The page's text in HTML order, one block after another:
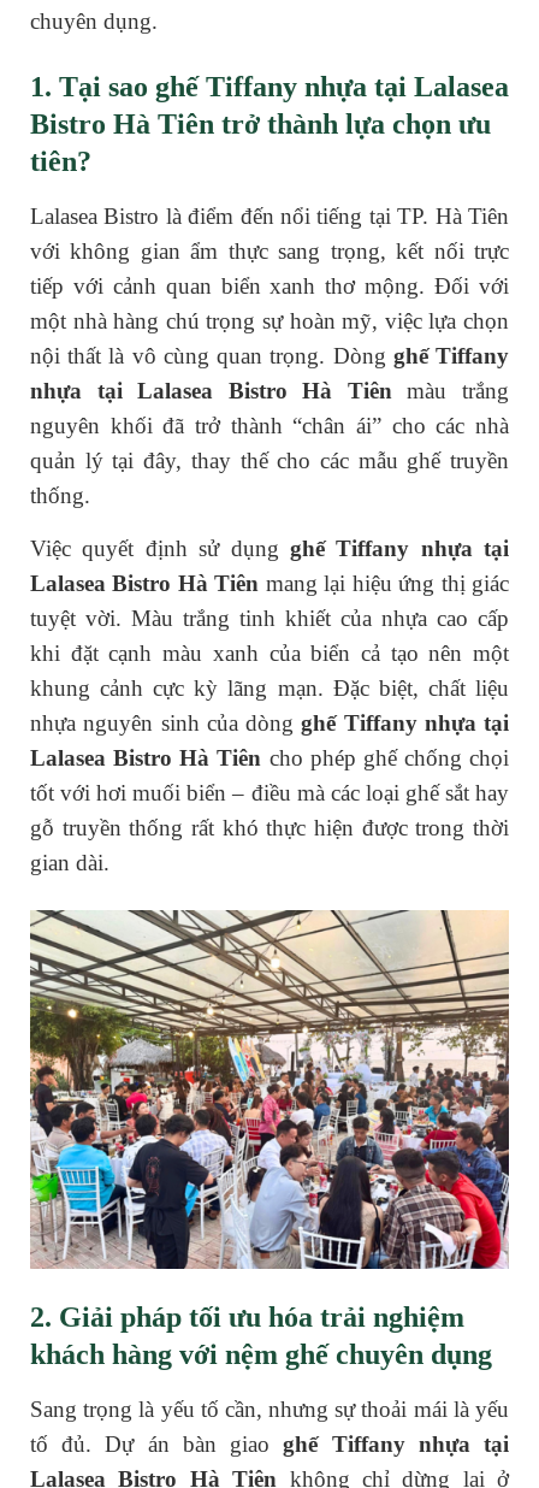
chuyên dụng.
1. Tại sao ghế Tiffany nhựa tại Lalasea
Bistro Hà Tiên trở thành lựa chọn ưu
tiên?
Lalasea Bistro là điểm đến nổi tiếng tại TP. Hà Tiên
với không gian ẩm thực sang trọng, kết nối trực
tiếp với cảnh quan biển xanh thơ mộng. Đối với
một nhà hàng chú trọng sự hoàn mỹ, việc lựa chọn
nội thất là vô cùng quan trọng. Dòng ghế Tiffany
nhựa tại Lalasea Bistro Hà Tiên màu trắng
nguyên khối đã trở thành “chân ái” cho các nhà
quản lý tại đây, thay thế cho các mẫu ghế truyền
thống.
Việc quyết định sử dụng ghế Tiffany nhựa tại
Lalasea Bistro Hà Tiên mang lại hiệu ứng thị giác
tuyệt vời. Màu trắng tinh khiết của nhựa cao cấp
khi đặt cạnh màu xanh của biển cả tạo nên một
khung cảnh cực kỳ lãng mạn. Đặc biệt, chất liệu
nhựa nguyên sinh của dòngghế Tiffany nhựa tại
Lalasea Bistro Hà Tiên cho phép ghế chống chọi
tốt với hơi muối biển – điều mà các loại ghế sắt hay
gỗ truyền thống rất khó thực hiện được trong thời
gian dài.
2. Giải pháp tối ưu hóa trải nghiệm
khách hàng với nệm ghế chuyên dụng
Sang trọng là yếu tố cần, nhưng sự thoải mái là yếu
tố đủ. Dự án bàn giaoghế Tiffany nhựa tại
Lalasea Bistro Hà Tiên không chỉ dừng lại ở